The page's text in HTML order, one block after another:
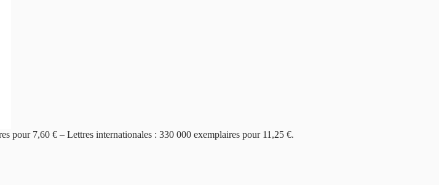
pour 7,60 € – Lettres internationales : 330 000 exemplaires pour 11,25 €.